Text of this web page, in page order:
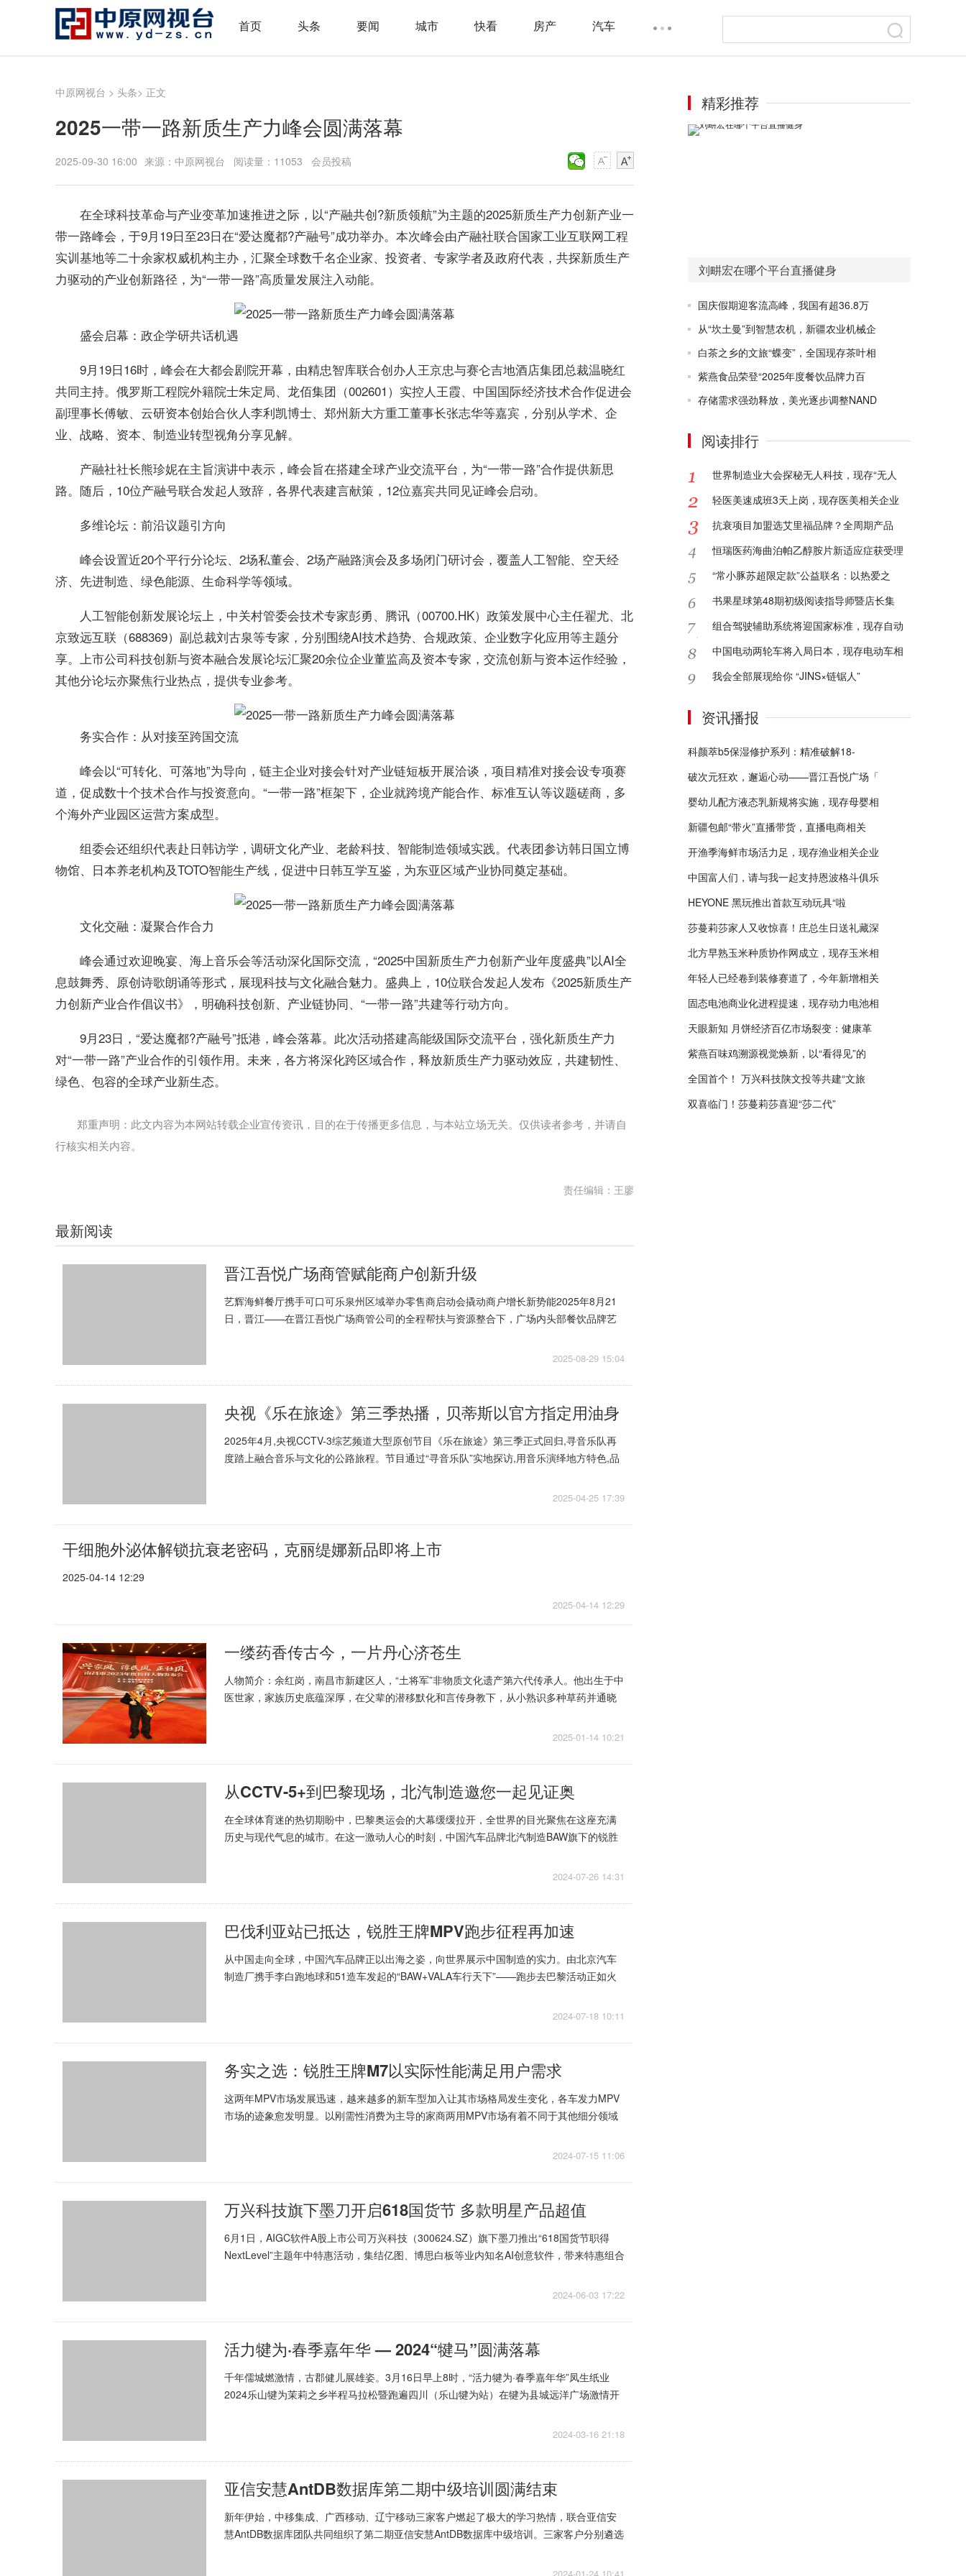
首页 头条 要闻 城市 快看 房产 汽车
中原网视台 > 头条> 正文
2025一带一路新质生产力峰会圆满落幕
2025-09-30 16:00 来源：中原网视台 阅读量：11053 会员投稿
在全球科技革命与产业变革加速推进之际，以“产融共创?新质领航”为主题的2025新质生产力创新产业一
带一路峰会，于9月19日至23日在“爱达魔都?产融号”成功举办。本次峰会由产融社联合国家工业互联网工程
实训基地等二十余家权威机构主办，汇聚全球数千名企业家、投资者、专家学者及政府代表，共探新质生产
力驱动的产业创新路径，为“一带一路”高质量发展注入动能。
盛会启幕：政企学研共话机遇
9月19日16时，峰会在大都会剧院开幕，由精忠智库联合创办人王京忠与赛仑吉地酒店集团总裁温晓红
共同主持。俄罗斯工程院外籍院士朱定局、龙佰集团（002601）实控人王霞、中国国际经济技术合作促进会
副理事长傅敏、云研资本创始合伙人李利凯博士、郑州新大方重工董事长张志华等嘉宾，分别从学术、企
业、战略、资本、制造业转型视角分享见解。
产融社社长熊珍妮在主旨演讲中表示，峰会旨在搭建全球产业交流平台，为“一带一路”合作提供新思
路。随后，10位产融号联合发起人致辞，各界代表建言献策，12位嘉宾共同见证峰会启动。
多维论坛：前沿议题引方向
峰会设置近20个平行分论坛、2场私董会、2场产融路演会及多场闭门研讨会，覆盖人工智能、空天经
济、先进制造、绿色能源、生命科学等领域。
人工智能创新发展论坛上，中关村管委会技术专家彭勇、腾讯（00700.HK）政策发展中心主任翟尤、北
京致远互联（688369）副总裁刘古泉等专家，分别围绕AI技术趋势、合规政策、企业数字化应用等主题分
享。上市公司科技创新与资本融合发展论坛汇聚20余位企业董监高及资本专家，交流创新与资本运作经验，
其他分论坛亦聚焦行业热点，提供专业参考。
务实合作：从对接至跨国交流
峰会以“可转化、可落地”为导向，链主企业对接会针对产业链短板开展洽谈，项目精准对接会设专项赛
道，促成数十个技术合作与投资意向。“一带一路”框架下，企业就跨境产能合作、标准互认等议题磋商，多
个海外产业园区运营方案成型。
组委会还组织代表赴日韩访学，调研文化产业、老龄科技、智能制造领域实践。代表团参访韩日国立博
物馆、日本养老机构及TOTO智能生产线，促进中日韩互学互鉴，为东亚区域产业协同奠定基础。
文化交融：凝聚合作合力
峰会通过欢迎晚宴、海上音乐会等活动深化国际交流，“2025中国新质生产力创新产业年度盛典”以AI全
息鼓舞秀、原创诗歌朗诵等形式，展现科技与文化融合魅力。盛典上，10位联合发起人发布《2025新质生产
力创新产业合作倡议书》，明确科技创新、产业链协同、“一带一路”共建等行动方向。
9月23日，“爱达魔都?产融号”抵港，峰会落幕。此次活动搭建高能级国际交流平台，强化新质生产力
对“一带一路”产业合作的引领作用。未来，各方将深化跨区域合作，释放新质生产力驱动效应，共建韧性、
绿色、包容的全球产业新生态。
郑重声明：此文内容为本网站转载企业宣传资讯，目的在于传播更多信息，与本站立场无关。仅供读者参考，并请自
行核实相关内容。
责任编辑：王廖
最新阅读
晋江吾悦广场商管赋能商户创新升级
艺辉海鲜餐厅携手可口可乐泉州区域举办零售商启动会撬动商户增长新势能2025年8月21
日，晋江——在晋江吾悦广场商管公司的全程帮扶与资源整合下，广场内头部餐饮品牌艺
2025-08-29 15:04
央视《乐在旅途》第三季热播，贝蒂斯以官方指定用油身
2025年4月,央视CCTV-3综艺频道大型原创节目《乐在旅途》第三季正式回归,寻音乐队再
度踏上融合音乐与文化的公路旅程。节目通过“寻音乐队”实地探访,用音乐演绎地方特色,品
2025-04-25 17:39
干细胞外泌体解锁抗衰老密码，克丽缇娜新品即将上市
2025-04-14 12:29
2025-04-14 12:29
一缕药香传古今，一片丹心济苍生
人物简介：余红岗，南昌市新建区人，“土将军”非物质文化遗产第六代传承人。他出生于中
医世家，家族历史底蕴深厚，在父辈的潜移默化和言传身教下，从小熟识多种草药并通晓
2025-01-14 10:21
从CCTV-5+到巴黎现场，北汽制造邀您一起见证奥
在全球体育迷的热切期盼中，巴黎奥运会的大幕缓缓拉开，全世界的目光聚焦在这座充满
历史与现代气息的城市。在这一激动人心的时刻，中国汽车品牌北汽制造BAW旗下的锐胜
2024-07-26 14:31
巴伐利亚站已抵达，锐胜王牌MPV跑步征程再加速
从中国走向全球，中国汽车品牌正以出海之姿，向世界展示中国制造的实力。由北京汽车
制造厂携手李白跑地球和51造车发起的“BAW+VALA车行天下”——跑步去巴黎活动正如火
2024-07-18 10:11
务实之选：锐胜王牌M7以实际性能满足用户需求
这两年MPV市场发展迅速，越来越多的新车型加入让其市场格局发生变化，各车发力MPV
市场的迹象愈发明显。以刚需性消费为主导的家商两用MPV市场有着不同于其他细分领域
2024-07-15 11:06
万兴科技旗下墨刀开启618国货节 多款明星产品超值
6月1日，AIGC软件A股上市公司万兴科技（300624.SZ）旗下墨刀推出“618国货节职得
NextLevel”主题年中特惠活动，集结亿图、博思白板等业内知名AI创意软件，带来特惠组合
2024-06-03 17:22
活力犍为·春季嘉年华 — 2024“犍马”圆满落幕
千年儒城燃激情，古郡健儿展雄姿。3月16日早上8时，“活力犍为·春季嘉年华”凤生纸业
2024乐山犍为茉莉之乡半程马拉松暨跑遍四川（乐山犍为站）在犍为县城远洋广场激情开
2024-03-16 21:18
亚信安慧AntDB数据库第二期中级培训圆满结束
新年伊始，中移集成、广西移动、辽宁移动三家客户燃起了极大的学习热情，联合亚信安
慧AntDB数据库团队共同组织了第二期亚信安慧AntDB数据库中级培训。三家客户分别遴选
精彩推荐
刘畊宏在哪个平台直播健身
国庆假期迎客流高峰，我国有超36.8万
从“坎土曼”到智慧农机，新疆农业机械企
白茶之乡的文旅“蝶变”，全国现存茶叶相
紫燕食品荣登“2025年度餐饮品牌力百
存储需求强劲释放，美光逐步调整NAND
阅读排行
世界制造业大会探秘无人科技，现存“无人
轻医美速成班3天上岗，现存医美相关企业
抗衰项目加盟选艾里福品牌？全周期产品
恒瑞医药海曲泊帕乙醇胺片新适应症获受理
“常小豚苏超限定款”公益联名：以热爱之
书果星球第48期初级阅读指导师暨店长集
组合驾驶辅助系统将迎国家标准，现存自动
中国电动两轮车将入局日本，现存电动车相
我会全部展现给你 “JINS×链锯人”
资讯播报
科颜萃b5保湿修护系列：精准破解18-
破次元狂欢，邂逅心动——晋江吾悦广场「
婴幼儿配方液态乳新规将实施，现存母婴相
新疆包邮“带火”直播带货，直播电商相关
开渔季海鲜市场活力足，现存渔业相关企业
中国富人们，请与我一起支持恩波格斗俱乐
HEYONE 黑玩推出首款互动玩具“啦
莎蔓莉莎家人又收惊喜！庄总生日送礼藏深
北方早熟玉米种质协作网成立，现存玉米相
年轻人已经卷到装修赛道了，今年新增相关
固态电池商业化进程提速，现存动力电池相
天眼新知 月饼经济百亿市场裂变：健康革
紫燕百味鸡溯源视觉焕新，以“看得见”的
全国首个！ 万兴科技陕文投等共建“文旅
双喜临门！莎蔓莉莎喜迎“莎二代”